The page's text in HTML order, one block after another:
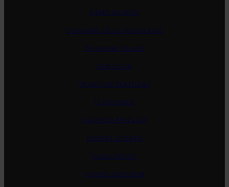
Denis Mortet
Domaine de la Vougeraie
Domaine Trapet
Duroché
Francois Bertheau
G. Roumier
Georges Noellat
Hubert Lignier
Jean Grivot
Joseph Drouhin